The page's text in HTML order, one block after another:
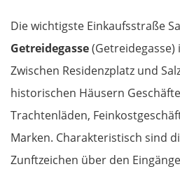
Die wichtigste Einkaufsstraße
Getreidegasse
Zwischen Residenzplatz und
historischen Häusern
Trachtenläden,
Marken. Charakteristisch sind
Zunftzeichen über den